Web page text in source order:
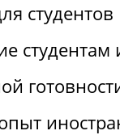
студентов